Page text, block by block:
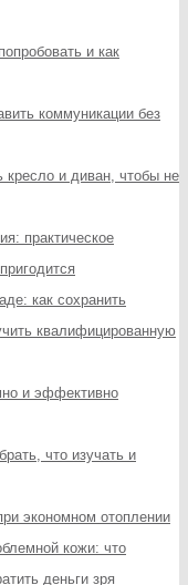
и как
коммуникации без
кресло и диван, чтобы не
практическое
как сохранить
квалифицированную
и эффективно
что изучать и
экономном отоплении
кожи: что
деньги зря